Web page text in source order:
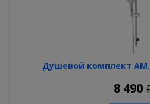
Душевой комплект
8 490